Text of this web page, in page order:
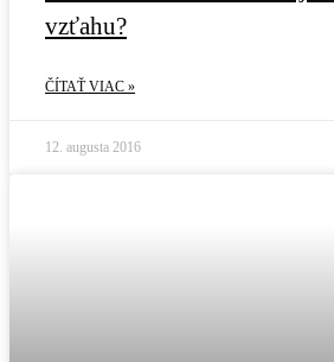
vzťahu?
ČÍTAŤ VIAC »
12. augusta 2016